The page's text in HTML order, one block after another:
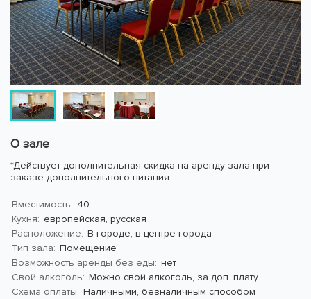
О зале
*Действует дополнительная скидка на аренду зала при
заказе дополнительного питания.
Вместимость: 40
Кухня: европейская, русская
Расположение: В городе, в центре города
Тип зала: Помещение
Возможность аренды без еды: нет
Свой алкоголь: Можно свой алкоголь, за доп. плату
Схема оплаты: Наличными, безналичным способом